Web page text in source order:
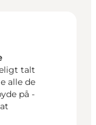
talt
alle de
på -